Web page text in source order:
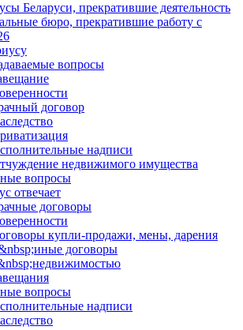
Беларуси, прекратившие деятельность
бюро, прекратившие работу с
вопросы
договор
надписи
недвижимого имущества
вопросы
отвечает
договоры
купли-продажи, мены, дарения
договоры
вопросы
надписи